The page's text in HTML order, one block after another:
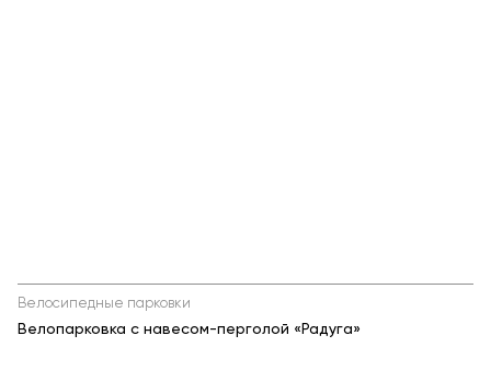
Велосипедные парковки
Велопарковка с навесом-перголой «Радуга»